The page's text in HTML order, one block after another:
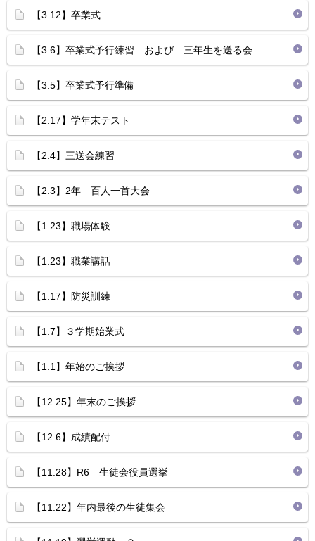
【3.12】卒業式
【3.6】卒業式予行練習 および 三年生を送る会
【3.5】卒業式予行準備
【2.17】学年末テスト
【2.4】三送会練習
【2.3】2年 百人一首大会
【1.23】職場体験
【1.23】職業講話
【1.17】防災訓練
【1.7】３学期始業式
【1.1】年始のご挨拶
【12.25】年末のご挨拶
【12.6】成績配付
【11.28】R6 生徒会役員選挙
【11.22】年内最後の生徒集会